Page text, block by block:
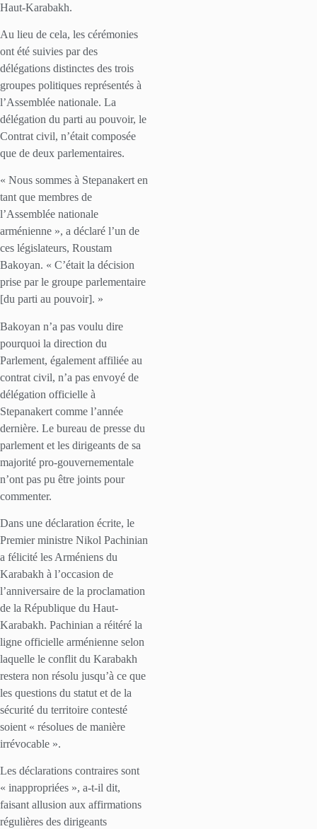
Haut-Karabakh.
Au lieu de cela, les cérémonies
ont été suivies par des
délégations distinctes des trois
groupes politiques représentés à
l’Assemblée nationale. La
délégation du parti au pouvoir, le
Contrat civil, n’était composée
que de deux parlementaires.
« Nous sommes à Stepanakert en
tant que membres de
l’Assemblée nationale
arménienne », a déclaré l’un de
ces législateurs, Roustam
Bakoyan. « C’était la décision
prise par le groupe parlementaire
[du parti au pouvoir]. »
Bakoyan n’a pas voulu dire
pourquoi la direction du
Parlement, également affiliée au
contrat civil, n’a pas envoyé de
délégation officielle à
Stepanakert comme l’année
dernière. Le bureau de presse du
parlement et les dirigeants de sa
majorité pro-gouvernementale
n’ont pas pu être joints pour
commenter.
Dans une déclaration écrite, le
Premier ministre Nikol Pachinian
a félicité les Arméniens du
Karabakh à l’occasion de
l’anniversaire de la proclamation
de la République du Haut-
Karabakh. Pachinian a réitéré la
ligne officielle arménienne selon
laquelle le conflit du Karabakh
restera non résolu jusqu’à ce que
les questions du statut et de la
sécurité du territoire contesté
soient « résolues de manière
irrévocable ».
Les déclarations contraires sont
« inappropriées », a-t-il dit,
faisant allusion aux affirmations
régulières des dirigeants